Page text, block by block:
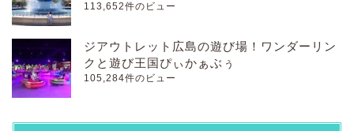
113,652件のビュー
ジアウトレット広島の遊び場！ワンダーリン
クと遊び王国ぴぃかぁぶぅ
105,284件のビュー